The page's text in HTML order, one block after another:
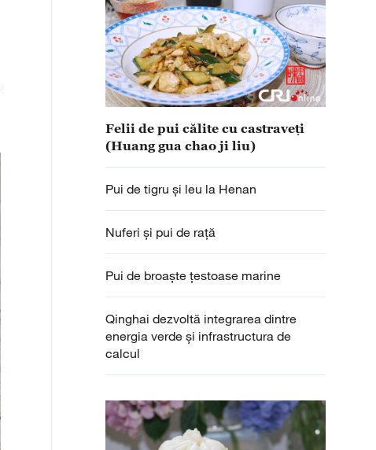
Felii de pui călite cu castraveți
(Huang gua chao ji liu)
Pui de tigru și leu la Henan
Nuferi și pui de rață
Pui de broaște țestoase marine
Qinghai dezvoltă integrarea dintre
energia verde și infrastructura de
calcul